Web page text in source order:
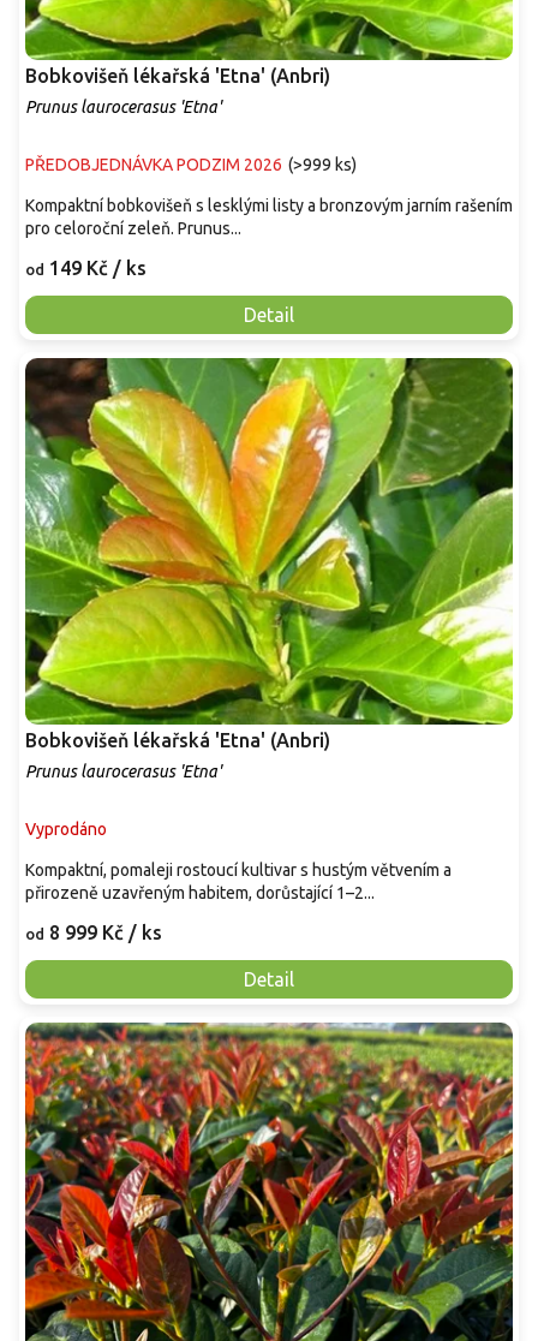
Bobkovišeň lékařská 'Etna' (Anbri)
Prunus laurocerasus 'Etna'
PŘEDOBJEDNÁVKA PODZIM 2026 (>999 ks)
od 149 Kč / ks
Detail
Kompaktní bobkovišeň s lesklými listy a bronzovým jarním rašením
pro celoroční zeleň. Prunus...
Bobkovišeň lékařská 'Etna' (Anbri)
Prunus laurocerasus 'Etna'
Vyprodáno
od 8 999 Kč / ks
Detail
Kompaktní, pomaleji rostoucí kultivar s hustým větvením a
přirozeně uzavřeným habitem, dorůstající 1–2...